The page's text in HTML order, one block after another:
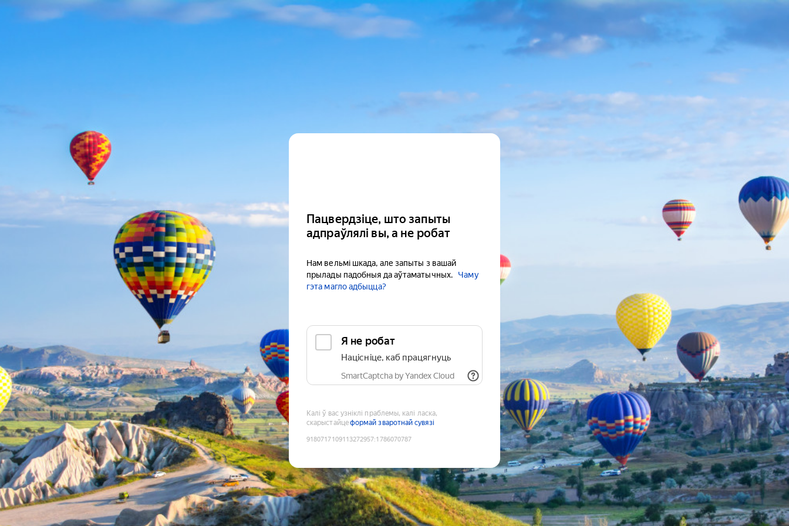
Пацвердзіце, што запыты
адпраўлялі вы, а не робат
Нам вельмі шкада, але запыты з вашай
прылады падобныя да аўтаматычных.
Чаму
гэта магло адбыцца?
Я не робат
Націсніце, каб працягнуць
SmartCaptcha by Yandex Cloud
Калі ў вас узніклі праблемы, калі ласка,
скарыстайцеформай зваротнай сувязі
9180717109113272957:1786070787